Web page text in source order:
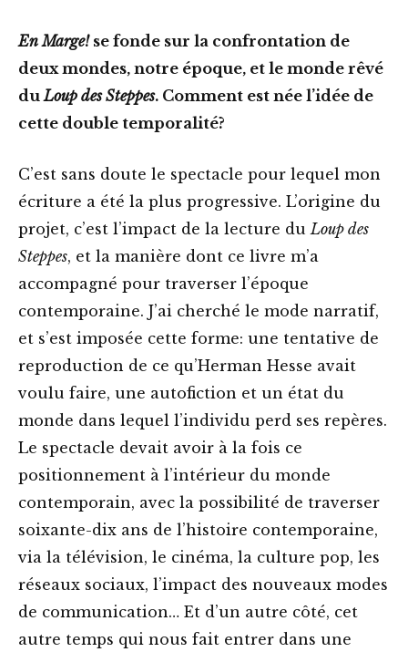
En Marge!se fonde sur la confrontation de
deux mondes, notre époque, et le monde rêvé
du Loup des Steppes. Comment est née l’idée de
cette double temporalité?
C’est sans doute le spectacle pour lequel mon
écriture a été la plus progressive. L’origine du
projet, c’est l’impact de la lecture du Loup des
Steppes, et la manière dont ce livre m’a
accompagné pour traverser l’époque
contemporaine. J’ai cherché le mode narratif,
et s’est imposée cette forme: une tentative de
reproduction de ce qu’Herman Hesse avait
voulu faire, une autofiction et un état du
monde dans lequel l’individu perd ses repères.
Le spectacle devait avoir à la fois ce
positionnement à l’intérieur du monde
contemporain, avec la possibilité de traverser
soixante-dix ans de l’histoire contemporaine,
via la télévision, le cinéma, la culture pop, les
réseaux sociaux, l’impact des nouveaux modes
de communication… Et d’un autre côté, cet
autre temps qui nous fait entrer dans une